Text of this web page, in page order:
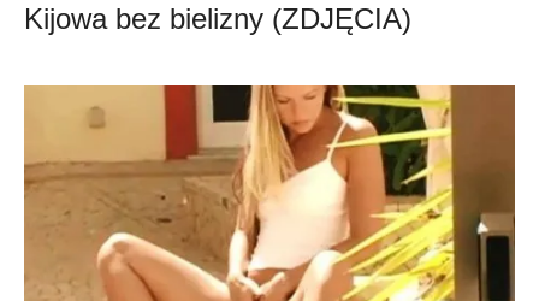
Kijowa bez bielizny (ZDJĘCIA)